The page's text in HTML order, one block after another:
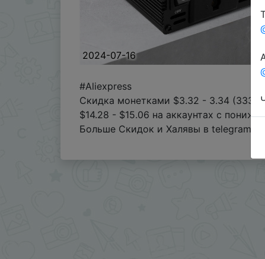
2024-07-16
#Aliexpress
Скидка монетками $3.32 - 3.34 (333-
$14.28 - $15.06 на аккаунтах с
Больше Скидок и Халявы в telegram